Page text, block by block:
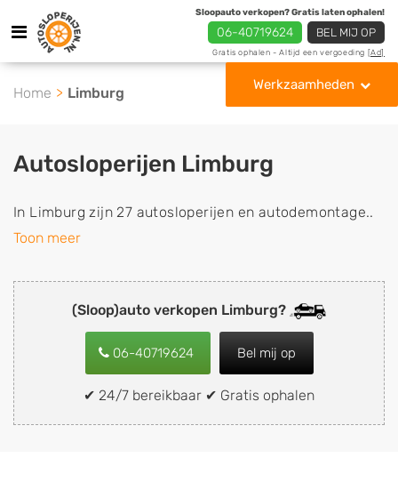
Sloopauto verkopen? Gratis laten ophalen!
06-40719624 BEL MIJ OP
Gratis ophalen - Altijd een vergoeding [Ad]
Werkzaamheden
Home Limburg
(Sloop)auto verkopen Limburg?
06-40719624 Bel mij op
✔ 24/7 bereikbaar ✔ Gratis ophalen
Autosloperijen Limburg
In Limburg zijn 27 autosloperijen en autodemontage..
Toon meer